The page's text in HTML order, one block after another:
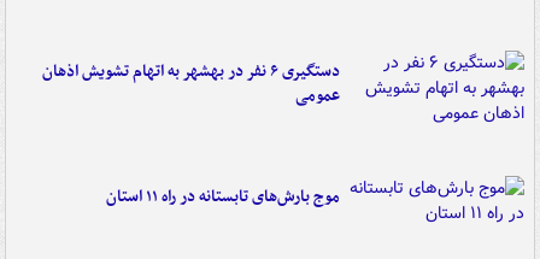
دستگیری ۶ نفر در بهشهر به اتهام تشویش اذهان
عمومی
موج بارش‌های تابستانه در راه ۱۱ استان